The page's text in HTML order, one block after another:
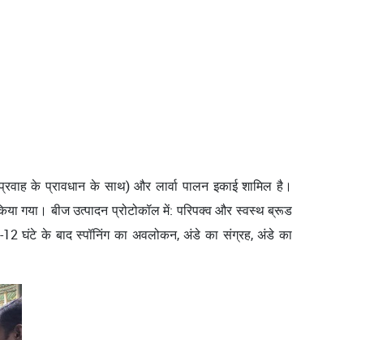
के प्रावधान के साथ) और लार्वा पालन इकाई शामिल है।
गया। बीज उत्पादन प्रोटोकॉल में: परिपक्व और स्वस्थ ब्रूड
12 घंटे के बाद स्पॉनिंग का अवलोकन, अंडे का संग्रह, अंडे का